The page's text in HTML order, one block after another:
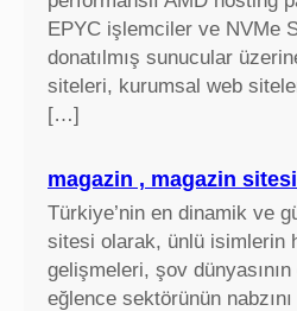
EPYC işlemciler ve NVMe
donatılmış sunucular
siteleri, kurumsal web
[…]
magazin , magazin
Türkiye’nin en dinamik ve
sitesi olarak, ünlü isimlerin
gelişmeleri, şov
eğlence sektörünün